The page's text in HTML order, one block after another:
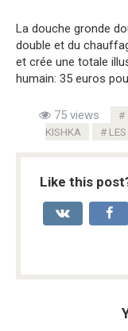
La douche gronde
double et du
et crée une totale
humain: 35 euros
75 views
KISHKA
Like this